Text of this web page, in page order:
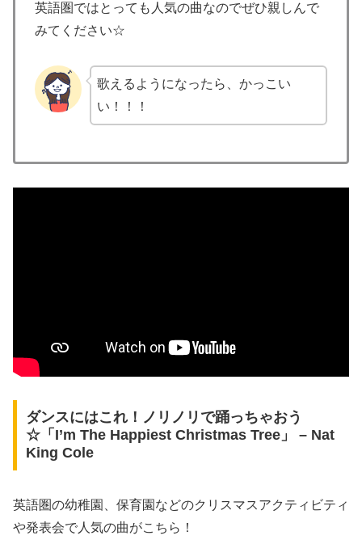
英語圏ではとっても人気の曲なのでぜひ親しんで
みてください☆
歌えるようになったら、かっこい
い！！！
ダンスにはこれ！ノリノリで踊っちゃおう
☆「I’m The Happiest Christmas Tree」 – Nat
King Cole
英語圏の幼稚園、保育園などのクリスマスアクティビティ
や発表会で人気の曲がこちら！